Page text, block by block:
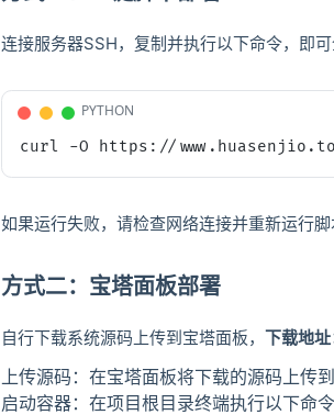
连接服务器SSH，复制并执行以下命令，即可
curl -O https://
PYTHON
如果运行失败，请检查网络连接并重新运行脚
方式二：宝塔面板部署
自行下载系统源码上传到宝塔面板， 下载地址
上传源码：在宝塔面板将下载的源码上传
启动容器：在项目根目录终端执行以下命令